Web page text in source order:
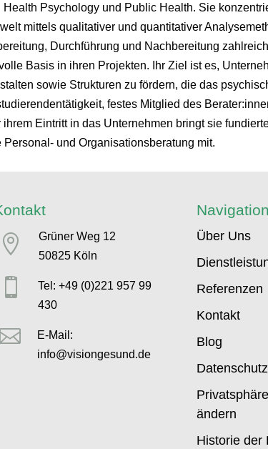
Psychology und Public Health. Sie
mittels qualitativer und quantitativer
Durchführung und Nachbereitung
Basis in ihren Projekten. Ihr Ziel ist es,
sowie Strukturen zu fördern, die das
festes Mitglied des
Eintritt in das Unternehmen bringt sie
und Organisationsberatung mit.

Grüner Weg 12
50825 Köln

Tel: +49 (0)221 957 99
430

E-Mail:
info@visiongesund.de
Navigation
Über Uns
Referenzen
Kontakt
Blog
Datenschutz
ändern
Historie der